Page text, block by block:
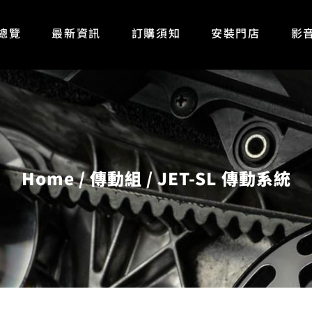
覽 最新資訊 訂購須知 安裝門店 影
Home 傳動組 JET-SL 傳動系統